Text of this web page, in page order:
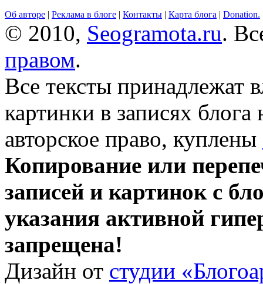
Об авторе | Реклама в блоге | Контакты | Карта блога | Donation.
© 2010, Seogramota.ru.
правом.
Все тексты принадлежат
картинки в записях
авторское право, куплены
Копирование или
записей и картинок с
указания активной
запрещена!
Дизайн от студии